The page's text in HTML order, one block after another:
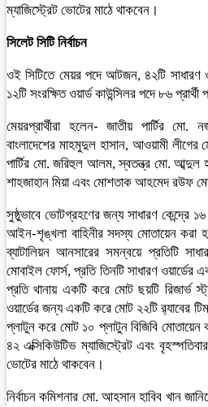
ম্যাজিস্ট্রেট ভোটের মাঠে থাকবেন।
সিলেট সিটি নির্বাচন
ওই সিটিতে মেয়র পদে আটজন, ৪২টি সাধারণ
১২টি সংরক্ষিত ওয়ার্ড কাউন্সিলর পদে ৮৬ প্রার্থী
মেয়রপ্রার্থীরা হলেন- জাতীয় পার্টির
বাংলাদেশের মাহমুদুল হাসান, আওয়ামী
পার্টির মো. জরিহুল আলম, স্বতন্ত্র মো. আব্দুল
শাহজাহান মিয়া এবং মোশতাক আহমেদ রউফ
সুষ্ঠুভাবে ভোটগ্রহণের জন্য সাধারণ কেন্দ্রে
আইন-শৃঙ্খলা বাহিনীর সদস্য মোতায়েন করা
ব্যাটালিয়ন আনসারের সমন্বয়ে প্রতিটি
মোবাইল ফোর্স, প্রতি তিনটি সাধারণ ওয়ার্ডের
প্রতি থানায় একটি করে মোট ছয়টি রিজার্ভ
ওয়ার্ডের জন্য একটি করে মোট ২২টি র‌্যাবের
প্লাটুন করে মোট ১০ প্লাটুন বিজিবি মোতায়েন
৪২ এক্সিকিউটিভ ম্যাজিস্ট্রেট এবং
ভোটের মাঠে থাকবেন।
নির্বাচন কমিশনার মো. আহসান হাবিব খান